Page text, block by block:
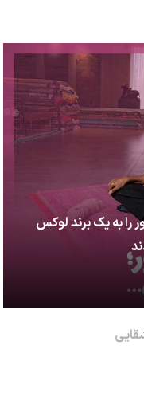
به یک برند لوکس